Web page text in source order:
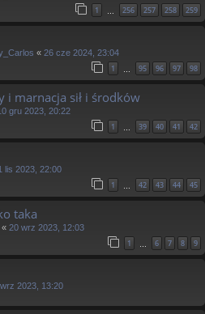
1 256 257 258 259
« 26 cze 2024, 23:04
1 95 96 97 98
i marnacja sił i środków
gru 2023, 20:22
1 39 40 41 42
lis 2023, 22:00
1 … 42 43 44 45
taka
« 20 wrz 2023, 12:03
1 … 6 7 8 9
2023, 13:20